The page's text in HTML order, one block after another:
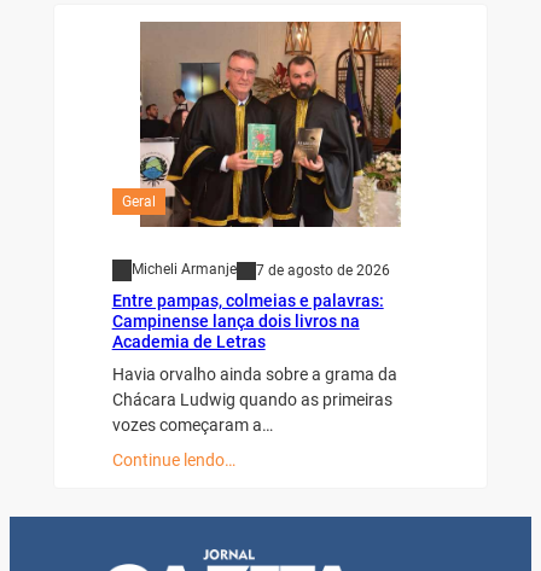
Geral
Micheli Armanje 7 de agosto de 2026
Entre pampas, colmeias e palavras:
Campinense lança dois livros na
Academia de Letras
Havia orvalho ainda sobre a grama da
Chácara Ludwig quando as primeiras
vozes começaram a…
Continue lendo…